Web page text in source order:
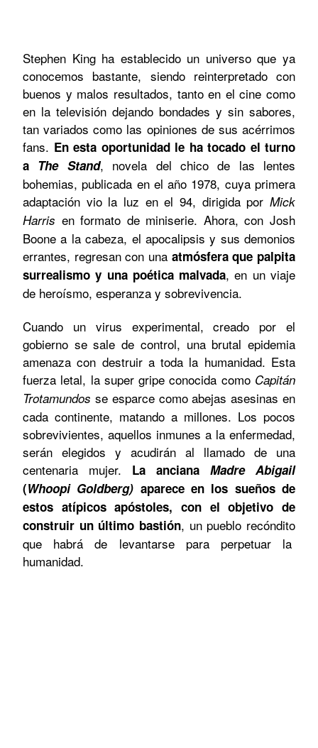
Stephen King ha establecido un universo que ya
conocemos bastante, siendo reinterpretado con
buenos y malos resultados, tanto en el cine como
en la televisión dejando bondades y sin sabores,
tan variados como las opiniones de sus acérrimos
fans. En esta oportunidad le ha tocado el turno
a The Stand, novela del chico de las lentes
bohemias, publicada en el año 1978, cuya primera
adaptación vio la luz en el 94, dirigida por Mick
Harris en formato de miniserie. Ahora, con Josh
Boone a la cabeza, el apocalipsis y sus demonios
errantes, regresan con una atmósfera que palpita
surrealismo y una poética malvada, en un viaje
de heroísmo, esperanza y sobrevivencia.
Cuando un virus experimental, creado por el
gobierno se sale de control, una brutal epidemia
amenaza con destruir a toda la humanidad. Esta
fuerza letal, la super gripe conocida como Capitán
Trotamundos se esparce como abejas asesinas en
cada continente, matando a millones. Los pocos
sobrevivientes, aquellos inmunes a la enfermedad,
serán elegidos y acudirán al llamado de una
centenaria mujer. La anciana Madre Abigail
(Whoopi Goldberg) aparece en los sueños de
estos atípicos apóstoles, con el objetivo de
construir un último bastión, un pueblo recóndito
que habrá de levantarse para perpetuar la
humanidad.